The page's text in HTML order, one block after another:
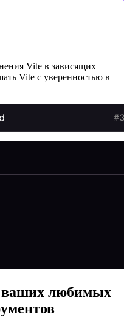
Vite в зависящих
Vite с уверенностью в
ваших любимых